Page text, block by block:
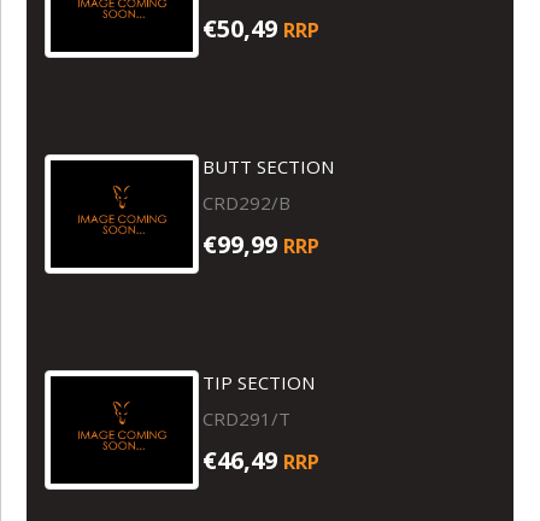
€50,49 RRP
BUTT SECTION
CRD292/B
€99,99 RRP
TIP SECTION
CRD291/T
€46,49 RRP